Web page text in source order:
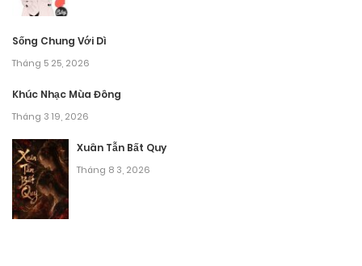
Sống Chung Với Dì
Tháng 5 25, 2026
Khúc Nhạc Mùa Đông
Tháng 3 19, 2026
Xuân Tẫn Bất Quy
Tháng 8 3, 2026